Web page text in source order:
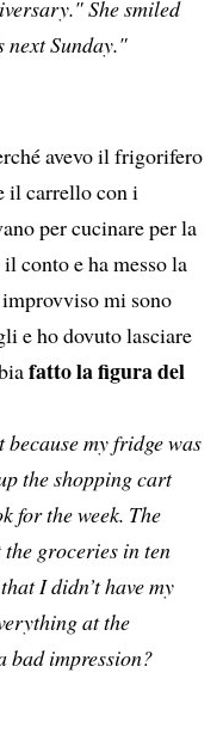
She smiled
next Sunday."
avevo il frigorifero
il carrello con i
per cucinare per la
conto e ha messo la
mi sono
e ho dovuto lasciare
fatto la figura del
because my fridge was
the shopping cart
for the week. The
groceries in ten
I didn’t have my
at the
bad impression?